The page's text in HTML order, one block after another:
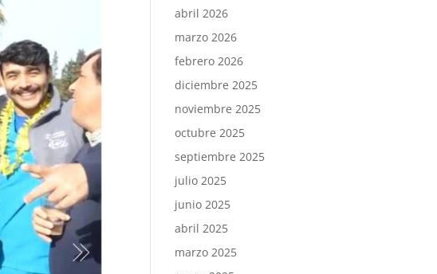
abril 2026
marzo 2026
febrero 2026
diciembre 2025
noviembre 2025
octubre 2025
septiembre 2025
julio 2025
junio 2025
abril 2025
marzo 2025